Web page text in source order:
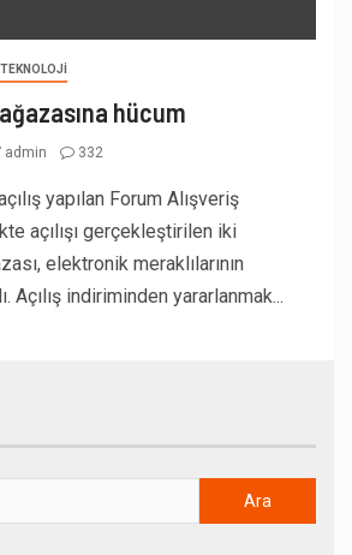
hücum
admin 332
yapılan Forum Alışveriş
açılışı gerçekleştirilen iki
elektronik meraklılarının
Açılış indiriminden yararlanmak...